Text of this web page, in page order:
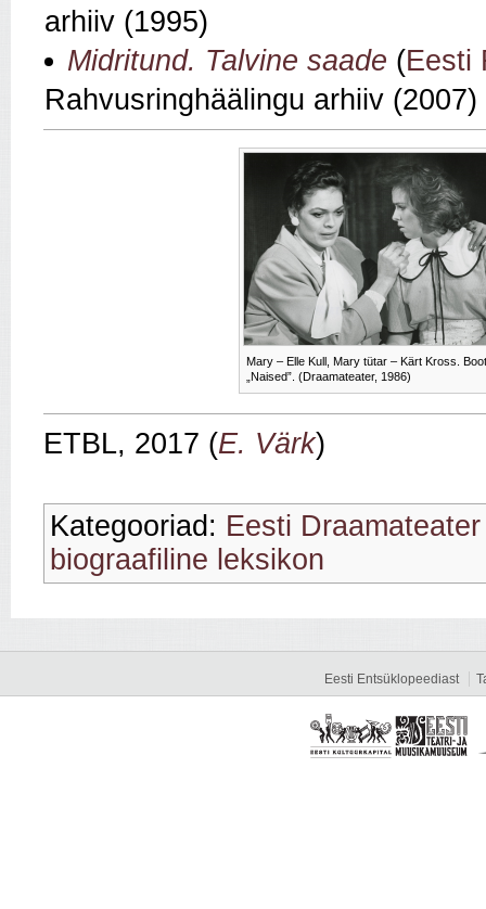
arhiiv (1995)
Midritund. Talvine saade (Eesti
Rahvusringhäälingu arhiiv (2007)
Mary – Elle Kull, Mary tütar – Kärt Kross.
„Naised”. (Draamateater, 1986)
ETBL, 2017 (E. Värk)
Kategooriad: Eesti Draamateater
biograafiline leksikon
Eesti Entsüklopeediast